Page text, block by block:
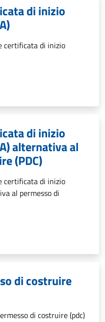
di inizio
certificata di inizio
di inizio
alternativa al
(PDC)
certificata di inizio
al permesso di
di costruire
di costruire (pdc)